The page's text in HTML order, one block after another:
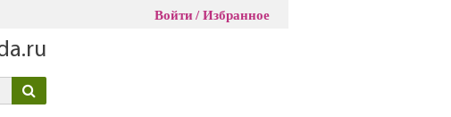
Войти Избранное